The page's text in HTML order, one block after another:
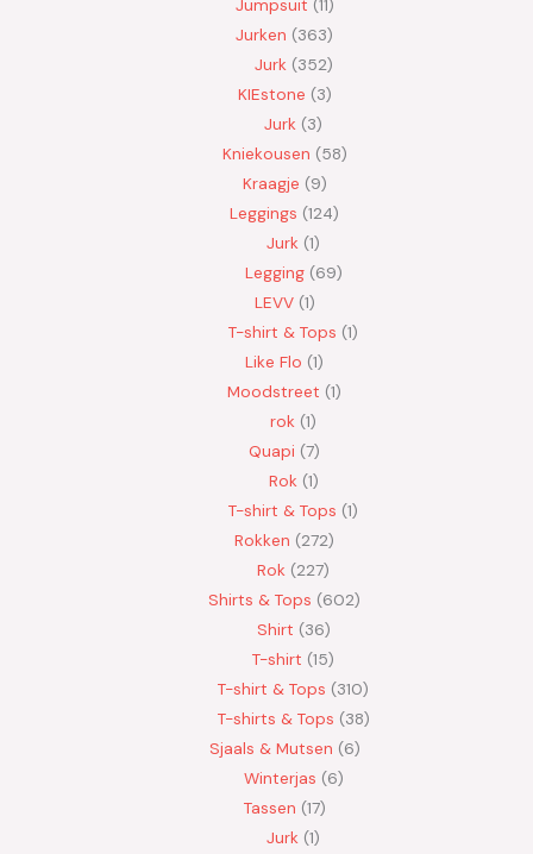
Jurken 363
Jurk 352
KIEstone 3
Jurk 3
Kniekousen 58
Kraagje 9
Leggings 124
Jurk 1
Legging 69
LEVV 1
T-shirt & Tops 1
Like Flo 1
Moodstreet 1
rok 1
Quapi 7
Rok 1
T-shirt & Tops 1
Rokken 272
Rok 227
Shirts & Tops 602
Shirt 36
T-shirt 15
T-shirt & Tops 310
T-shirts & Tops 38
Sjaals & Mutsen 6
Winterjas 6
Tassen 17
Jurk 1